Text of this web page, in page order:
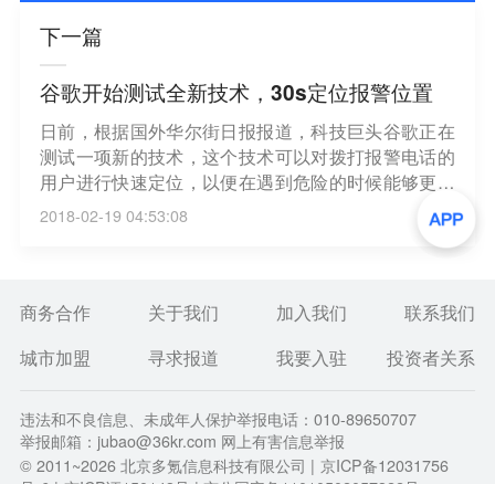
下一篇
谷歌开始测试全新技术，30s定位报警位置
日前，根据国外华尔街日报报道，科技巨头谷歌正在
测试一项新的技术，这个技术可以对拨打报警电话的
用户进行快速定位，以便在遇到危险的时候能够更加
及时帮助到需要帮助的人。现在谷歌已在美国多个州
进行了相关技术的测试，并且对数万个报警电话进行
了相关调查。调查结果显示，使用这项全新的技术，
报警电话位置。
2018-02-19 04:53:08
商务合作 关于我们 加入我们
联系我们
城市加盟
寻求报道 我要入驻 投资者关系
违法和不良信息、未成年人保护举报电话：010-89650707
举报邮箱：jubao@36kr.com 网上有害信息举报
© 2011~2026北京多氪信息科技有限公司 | 京ICP备12031756